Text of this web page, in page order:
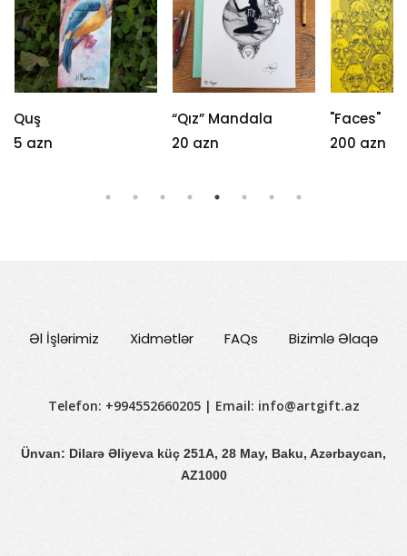
Quş
5 azn
“Qız” Mandala
20 azn
"Faces"
200 azn
Əl İşlərimiz Xidmətlər FAQs Bizimlə Əlaqə
Telefon: +994552660205 | Email: info@artgift.az
Ünvan: Dilarə Əliyeva küç 251A, 28 May, Baku, Azərbaycan,
AZ1000